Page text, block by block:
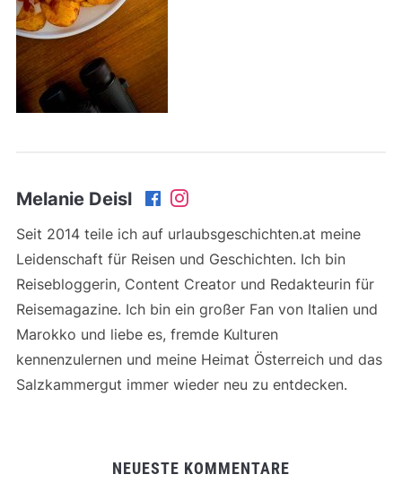
Melanie Deisl
Seit 2014 teile ich auf urlaubsgeschichten.at meine
Leidenschaft für Reisen und Geschichten. Ich bin
Reisebloggerin, Content Creator und Redakteurin für
Reisemagazine. Ich bin ein großer Fan von Italien und
Marokko und liebe es, fremde Kulturen
kennenzulernen und meine Heimat Österreich und das
Salzkammergut immer wieder neu zu entdecken.
NEUESTE KOMMENTARE